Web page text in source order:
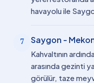
havayolu ile
7 Saygon -
Kahvaltının
arasında gezinti
görülür, taze